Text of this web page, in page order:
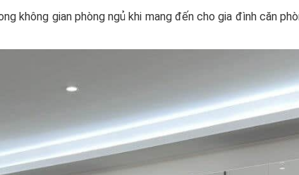
không gian phòng ngủ khi mang đến cho gia đình căn